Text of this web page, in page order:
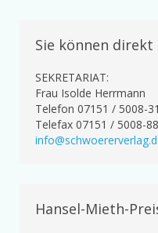
Sie können
SEKRETARIAT:
Frau Isolde Herrmann
Telefon 07151 / 5008-31
Telefax 07151 / 5008-88
Hansel-Mieth-